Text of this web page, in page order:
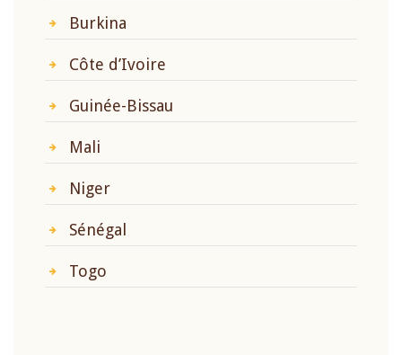
Burkina
Côte d’Ivoire
Guinée-Bissau
Mali
Niger
Sénégal
Togo